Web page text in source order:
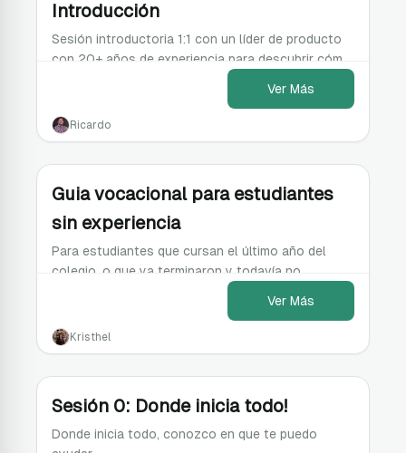
Introducción
Sesión introductoria 1:1 con un líder de producto
con 20+ años de experiencia para descubrir cómo
la IA está transformando el Product Management.
Ver Más
Ricardo
Guia vocacional para estudiantes
sin experiencia
Para estudiantes que cursan el último año del
colegio, o que ya terminaron y todavía no
Ver Más
Kristhel
Sesión 0: Donde inicia todo!
Donde inicia todo, conozco en que te puedo